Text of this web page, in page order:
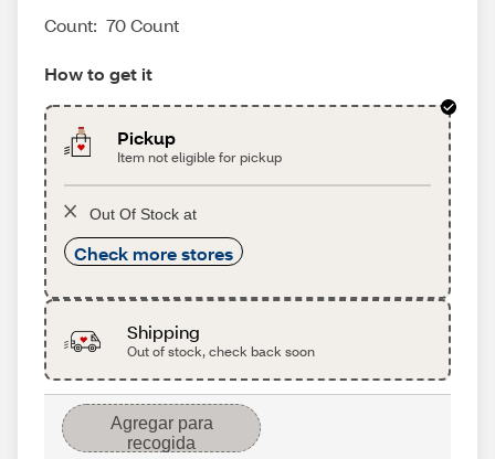
Count: 70 Count
How to get it
Pickup
Item not eligible for pickup
Out Of Stock at
Check more stores
Shipping
Out of stock, check back soon
Agregar para
recogida